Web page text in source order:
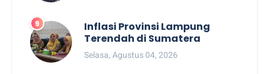
Inflasi Provinsi Lampung
Terendah di Sumatera
Selasa, Agustus 04, 2026